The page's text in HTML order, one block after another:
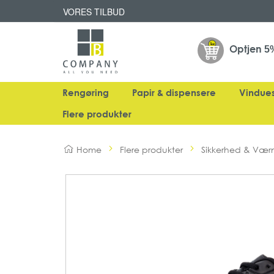
VORES TILBUD
Optjen
Rengøring Papir & dispensere
Flere produkter
Home Flere produkter Sikkerhed &